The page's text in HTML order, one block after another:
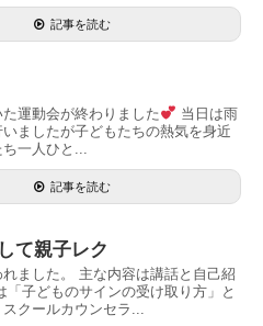
記事を読む
運動会が終わりました
当日は雨
ましたが子どもたちの熱気を身近
一人ひと...
記事を読む
て親子レク
ました。 主な内容は講話と自己紹
「子どものサインの受け取り方」と
クールカウンセラ...